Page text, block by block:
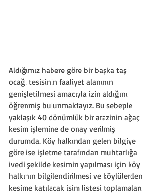
Aldığımız habere göre bir başka taş
ocağı tesisinin faaliyet alanının
genişletilmesi amacıyla izin aldığını
öğrenmiş bulunmaktayız. Bu sebeple
yaklaşık 40 dönümlük bir arazinin ağaç
kesim işlemine de onay verilmiş
durumda. Köy halkından gelen bilgiye
göre ise işletme tarafından muhtarlığa
ivedi şekilde kesimin yapılması için köy
halkının bilgilendirilmesi ve köylülerden
kesime katılacak isim listesi toplamaları